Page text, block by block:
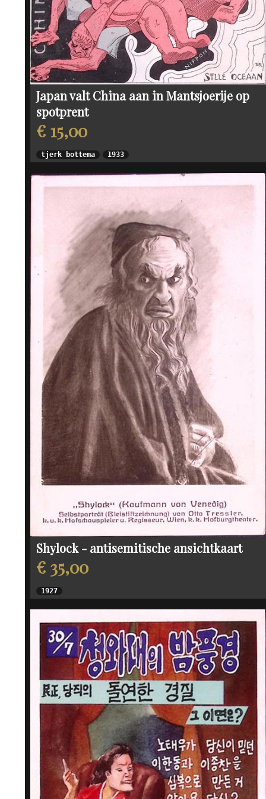
Japan valt China aan in Mantsjoerije op
spotprent
€ 15,00
tjerk bottema 1933
Shylock - antisemitische ansichtkaart
€ 35,00
1927